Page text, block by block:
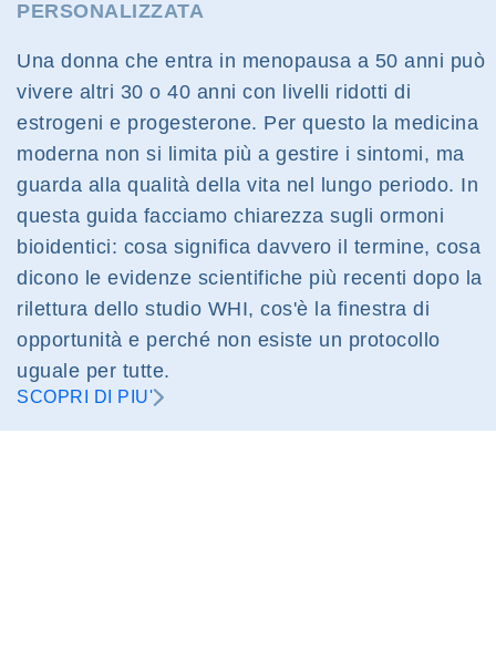
PERSONALIZZATA
Una donna che entra in menopausa a 50 anni può
vivere altri 30 o 40 anni con livelli ridotti di
estrogeni e progesterone. Per questo la medicina
moderna non si limita più a gestire i sintomi, ma
guarda alla qualità della vita nel lungo periodo. In
questa guida facciamo chiarezza sugli ormoni
bioidentici: cosa significa davvero il termine, cosa
dicono le evidenze scientifiche più recenti dopo la
rilettura dello studio WHI, cos'è la finestra di
opportunità e perché non esiste un protocollo
uguale per tutte.
SCOPRI DI PIU'